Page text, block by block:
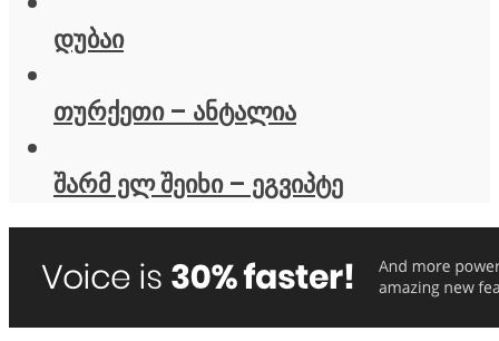
დუბაი
თურქეთი – ანტალია
შარმ ელ შეიხი – ეგვიპტე